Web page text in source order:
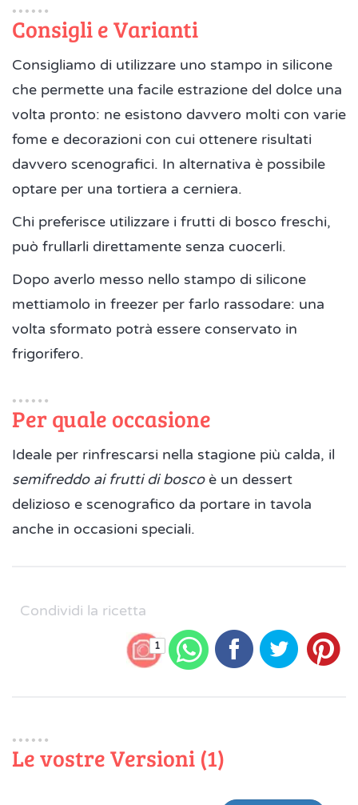
Consigli e Varianti
Consigliamo di utilizzare uno stampo in silicone
che permette una facile estrazione del dolce una
volta pronto: ne esistono davvero molti con varie
fome e decorazioni con cui ottenere risultati
davvero scenografici. In alternativa è possibile
optare per una tortiera a cerniera.
Chi preferisce utilizzare i frutti di bosco freschi,
può frullarli direttamente senza cuocerli.
Dopo averlo messo nello stampo di silicone
mettiamolo in freezer per farlo rassodare: una
volta sformato potrà essere conservato in
frigorifero.
Per quale occasione
Ideale per rinfrescarsi nella stagione più calda, il
semifreddo ai frutti di boscoè un dessert
delizioso e scenografico da portare in tavola
anche in occasioni speciali.
Condividi la ricetta
1
Le vostre Versioni (1)